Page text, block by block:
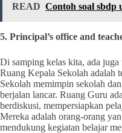
READ Contoh soal sbdp
5. Principal’s office and
Di samping kelas kita, ada
Ruang Kepala Sekolah adalah
Sekolah memimpin sekolah
berjalan lancar. Ruang Guru
berdiskusi, mempersiapkan
Mereka adalah orang-orang
mendukung kegiatan belajar